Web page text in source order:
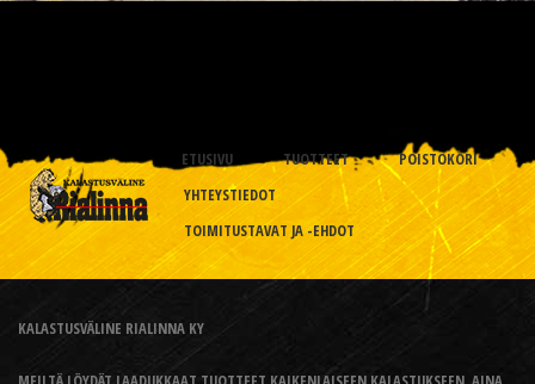
ETUSIVU TUOTTEET
POISTOKORI
YHTEYSTIEDOT
TOIMITUSTAVAT JA -EHDOT
KALASTUSVÄLINE RIALINNA KY